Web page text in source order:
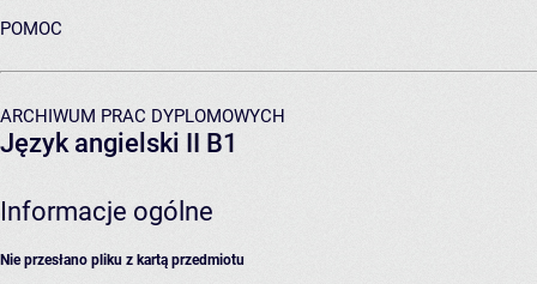
POMOC
ARCHIWUM PRAC DYPLOMOWYCH
Język angielski II B1
Informacje ogólne
Nie przesłano pliku z kartą przedmiotu